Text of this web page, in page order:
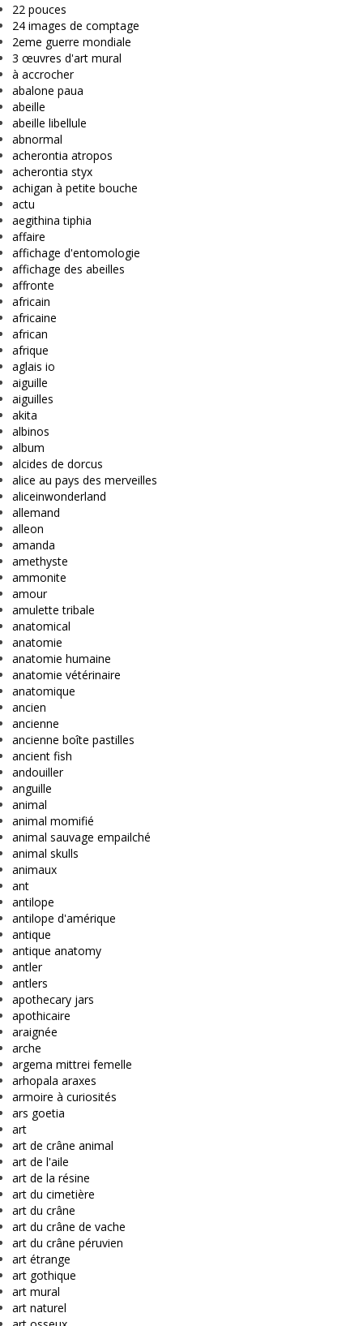
22 pouces
24 images de comptage
2eme guerre mondiale
3 œuvres d'art mural
à accrocher
abalone paua
abeille
abeille libellule
abnormal
acherontia atropos
acherontia styx
achigan à petite bouche
actu
aegithina tiphia
affaire
affichage d'entomologie
affichage des abeilles
affronte
africain
africaine
african
afrique
aglais io
aiguille
aiguilles
akita
albinos
album
alcides de dorcus
alice au pays des merveilles
aliceinwonderland
allemand
alleon
amanda
amethyste
ammonite
amour
amulette tribale
anatomical
anatomie
anatomie humaine
anatomie vétérinaire
anatomique
ancien
ancienne
ancienne boîte pastilles
ancient fish
andouiller
anguille
animal
animal momifié
animal sauvage empailché
animal skulls
animaux
ant
antilope
antilope d'amérique
antique
antique anatomy
antler
antlers
apothecary jars
apothicaire
araignée
arche
argema mittrei femelle
arhopala araxes
armoire à curiosités
ars goetia
art
art de crâne animal
art de l'aile
art de la résine
art du cimetière
art du crâne
art du crâne de vache
art du crâne péruvien
art étrange
art gothique
art mural
art naturel